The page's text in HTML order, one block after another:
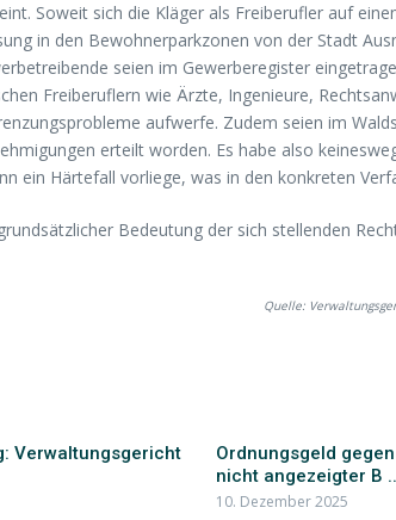
Soweit sich die Kläger als Freiberufler auf
in den Bewohnerparkzonen von der Stadt
seien im Gewerberegister
Freiberuflern wie Ärzte, Ingenieure,
aufwerfe. Zudem seien im
erteilt worden. Es habe also
ein Härtefall vorliege, was in den konkreten
Bedeutung der sich stellenden
Quelle:
Verwaltungsgericht
Ordnungsgeld
nicht angezeigter B
10. Dezember 2025